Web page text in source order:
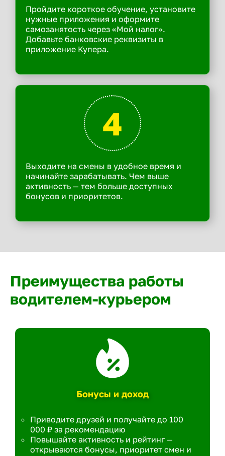
Пройдите короткое обучение, установите
нужные приложения и оформите
самозанятость через «Мой налог».
Добавьте банковские реквизиты в
приложение Купера.
4
Выходите на смены в удобное время и
начинайте зарабатывать. Чем выше
активность — тем больше доступных
бонусов и приоритетов.
Преимущества работы
водителем-курьером
Бонусы и доход
Приводите друзей и получайте до 100
000 ₽ за рекомендацию
Повышайте активность и рейтинг —
открываются бонусы, приоритет смен и